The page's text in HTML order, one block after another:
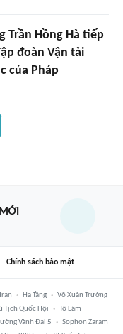
Trần Hồng Hà tiếp
đoàn Vận tải
của Pháp
Chính sách bảo mật
Iran Hạ Tầng
Võ Xuân Trường
Tịch Quốc Hội
Tô Lâm
Vành Đai 5
Sophon Zaram